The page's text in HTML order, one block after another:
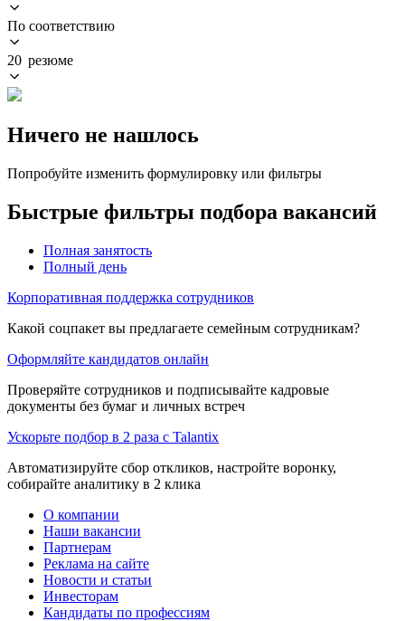
По соответствию
20 резюме
Ничего не нашлось
Попробуйте изменить формулировку или фильтры
Быстрые фильтры подбора вакансий
Полная занятость
Полный день
Корпоративная поддержка сотрудников
Какой соцпакет вы предлагаете семейным сотрудникам?
Оформляйте кандидатов онлайн
Проверяйте сотрудников и подписывайте кадровые
документы без бумаг и личных встреч
Ускорьте подбор в 2 раза с Talantix
Автоматизируйте сбор откликов, настройте воронку,
собирайте аналитику в 2 клика
О компании
Наши вакансии
Партнерам
Реклама на сайте
Новости и статьи
Инвесторам
Кандидаты по профессиям